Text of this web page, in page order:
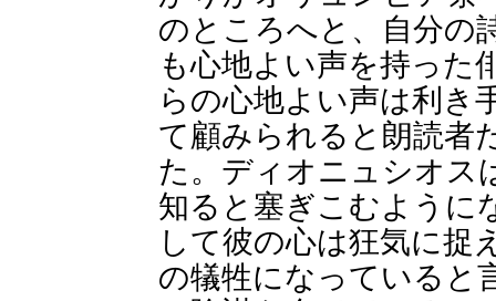
のところへと、自分の
も心地よい声を持った
らの心地よい声は利き
て顧みられると朗読者
た。ディオニュシオス
知ると塞ぎこむように
して彼の心は狂気に捉
の犠牲になっていると